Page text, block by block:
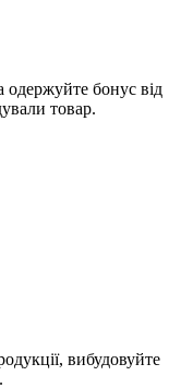
бонус від
товар.
вибудовуйте